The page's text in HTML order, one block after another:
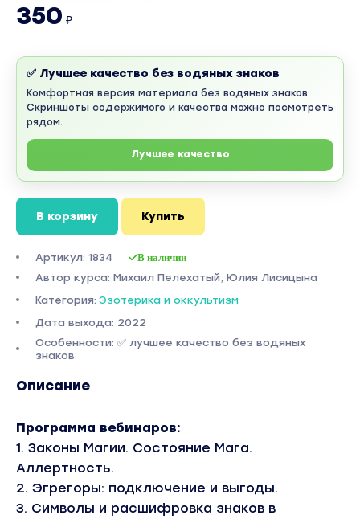
350 ₽
✅ Лучшее качество без водяных знаков
Комфортная версия материала без водяных знаков.
Скриншоты содержимого и качества можно посмотреть
рядом.
Лучшее качество
В корзину Купить
Артикул: 1834 В наличии
Автор курса: Михаил Пелехатый, Юлия Лисицына
Категория: Эзотерика и оккультизм
Дата выхода: 2022
Особенности: ✅ лучшее качество без водяных
знаков
Описание
Программа вебинаров:
1. Законы Магии. Состояние Мага.
Аллертность.
2. Эгрегоры: подключение и выгоды.
3. Символы и расшифровка знаков в